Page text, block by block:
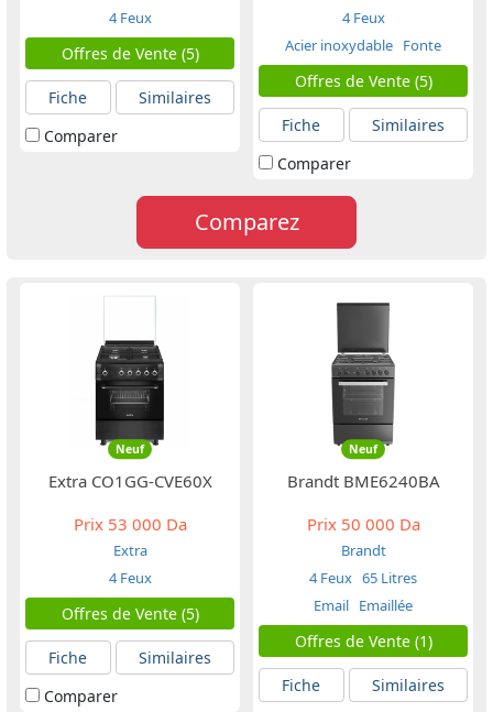
4 Feux
Offres de Vente (5)
Fiche
Similaires
Comparer
4 Feux
Acier inoxydable Fonte
Offres de Vente (5)
Fiche
Similaires
Comparer
Comparez
Neuf
Extra CO1GG-CVE60X
Prix53 000 Da
Extra
4 Feux
Offres de Vente (5)
Fiche
Similaires
Comparer
Neuf
Brandt BME6240BA
Prix50 000 Da
Brandt
4 Feux 65 Litres
Email Emaillée
Offres de Vente (1)
Fiche
Similaires